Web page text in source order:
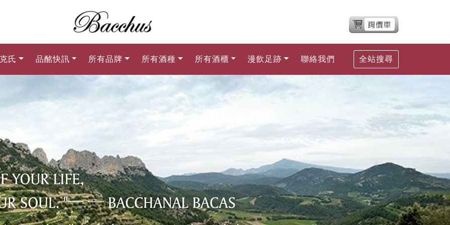
氏 品酩快訊 所有品牌 所有酒種 所有酒櫃 漫飲足跡 聯絡我們 全站搜尋